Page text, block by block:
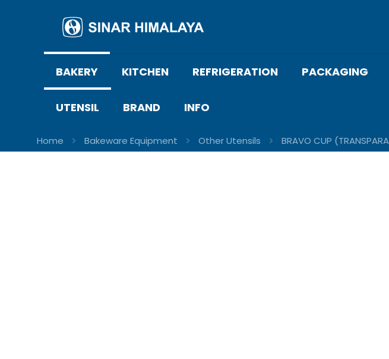
BAKERY KITCHEN REFRIGERATION PACKAGING
UTENSIL BRAND INFO
Home Bakeware Equipment Other Utensils BRAVO CUP